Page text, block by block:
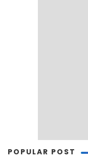
POPULAR POST